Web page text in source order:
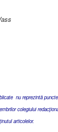
nu reprezintă
colegiului
articolelor.